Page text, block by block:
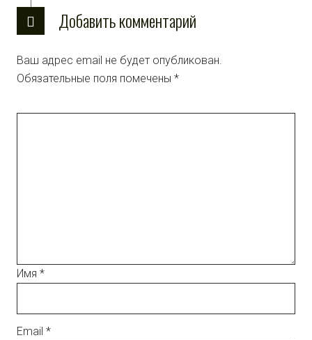
Добавить комментарий
Ваш адрес email не будет опубликован.
Обязательные поля помечены *
Имя *
Email *